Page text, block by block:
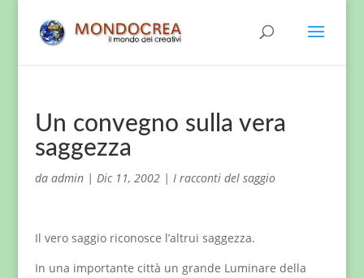
Un convegno sulla vera
saggezza
da admin| Dic 11, 2002| I racconti del saggio
Il vero saggio riconosce l’altrui saggezza.
In una importante città un grande Luminare della